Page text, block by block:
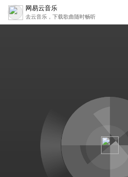
网易云音乐
去云音乐，下载歌曲随时畅听